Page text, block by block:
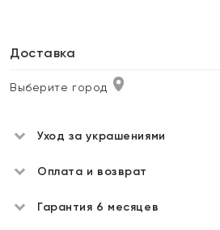
Доставка
Выберите город
Уход за украшениями
Оплата и возврат
Гарантия 6 месяцев